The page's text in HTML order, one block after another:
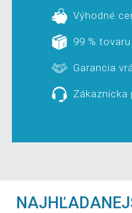
Výhodné
99 %
Garancia
Zákaznícka